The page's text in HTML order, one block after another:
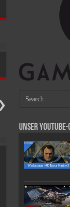
Unser